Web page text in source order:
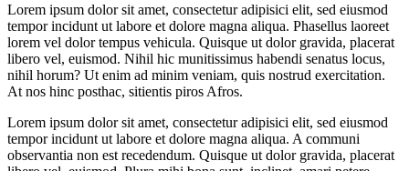
Lorem ipsum dolor sit amet, consectetur adipisici elit, sed eiusmod
tempor incidunt ut labore et dolore magna aliqua. Phasellus laoreet
lorem vel dolor tempus vehicula. Quisque ut dolor gravida, placerat
libero vel, euismod. Nihil hic munitissimus habendi senatus locus,
nihil horum? Ut enim ad minim veniam, quis nostrud exercitation.
At nos hinc posthac, sitientis piros Afros.
Lorem ipsum dolor sit amet, consectetur adipisici elit, sed eiusmod
tempor incidunt ut labore et dolore magna aliqua. A communi
observantia non est recedendum. Quisque ut dolor gravida, placerat